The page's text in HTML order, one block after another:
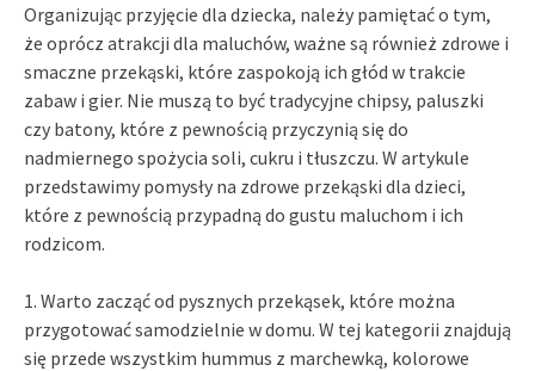
Organizując przyjęcie dla dziecka, należy pamiętać o tym,
że oprócz atrakcji dla maluchów, ważne są również zdrowe i
smaczne przekąski, które zaspokoją ich głód w trakcie
zabaw i gier. Nie muszą to być tradycyjne chipsy, paluszki
czy batony, które z pewnością przyczynią się do
nadmiernego spożycia soli, cukru i tłuszczu. W artykule
przedstawimy pomysły na zdrowe przekąski dla dzieci,
które z pewnością przypadną do gustu maluchom i ich
rodzicom.
1. Warto zacząć od pysznych przekąsek, które można
przygotować samodzielnie w domu. W tej kategorii znajdują
się przede wszystkim hummus z marchewką, kolorowe